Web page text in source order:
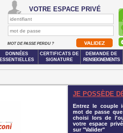
VOTRE ESPACE PRIVÉ
MOT DE PASSE PERDU ?
DONNÉES
ESSENTIELLES
CERTIFICATS DE
SIGNATURE
DEMANDE DE
RENSEIGNEMENTS
JE POSSÈDE
Entrez le couple
mot de passe
choisi lors de
votre espace
sur "Valider"